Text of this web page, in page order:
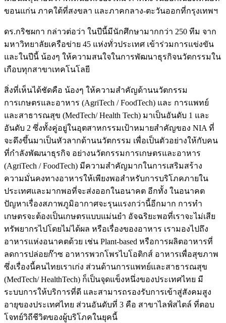
ขอนแก่น ภาคใต้ที่สงขลา และภาคกลาง-ตะวันออกที่กรุงเทพฯ
ดร.กริชผกา กล่าวต่อว่า ในปีนี้มีนักศึกษามากกว่า 250 ทีม จาก
มหาวิทยาลัยเครือข่าย 45 แห่งทั่วประเทศ เข้าร่วมการแข่งขัน
และในปีนี้ น้องๆ ให้ความสนใจในการพัฒนาธุรกิจนวัตกรรมใน
เกือบทุกสาขาเทคโนโลยี
สิ่งที่เห็นได้ชัดคือ น้องๆ ให้ความสำคัญด้านนวัตกรรม
การเกษตรและอาหาร (AgriTech / FoodTech) และ การแพทย์
และสาธารณสุข (MedTech/ Health Tech) มาเป็นอันดับ 1 และ
อันดับ 2 ซึ่งทั้งคู่อยู่ในอุตสาหกรรมเป้าหมายสำคัญของ NIA ที่
จะดึงขึ้นมาเป็นหัวลากด้านนวัตกรรม เพื่อเป็นตัวอย่างให้กับคน
ที่กำลังพัฒนาธุรกิจ อย่างนวัตกรรมการเกษตรและอาหาร
(AgriTech / FoodTech) มีความสำคัญมากในการเสริมสร้าง
ความมั่นคงทางอาหารให้เพียงพอสำหรับการบริโภคภายใน
ประเทศและมากพอที่จะส่งออกในอนาคต อีกทั้ง ในอนาคต
ปัญหาเรื่องสภาพภูมิอากาศจะรุนแรงกว่านี้อีกมาก การทำ
เกษตรจะต้องเป็นเกษตรแบบแม่นยำ อัจฉริยะพอที่เราจะไม่เสีย
ทรัพยากรไปโดยไม่ได้ผล หรือเรื่องของอาหาร เรามองไปถึง
อาหารแห่งอนาคตด้วย เช่น Plant-based หรือการผลิตอาหารที่
ลดการปล่อยก๊าซ อาหารพวกโพรไบโอติกส์ อาหารเพื่อสุขภาพ
ซึ่งเรื่องนี้คนไทยเราเก่ง ส่วนด้านการแพทย์และสาธารณสุข
(MedTech/ HealthTech) ก็เป็นจุดแข็งหนึ่งของประเทศไทย มี
ระบบการให้บริการที่ดี และสามารถรองรับการเข้าสู่สังคมสูง
อายุของประเทศไทย ส่วนอันดับที่ 3 คือ สาขาไลฟ์สไตล์ ที่ตอบ
โจทย์วิถีชีวิตของผู้บริโภคในยุคนี้